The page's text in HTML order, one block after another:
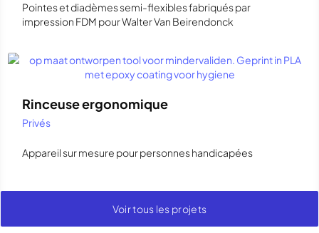
Pointes et diadèmes semi-flexibles fabriqués par
impression FDM pour Walter Van Beirendonck
Rinceuse ergonomique
Privés
Appareil sur mesure pour personnes handicapées
Voir tous les projets